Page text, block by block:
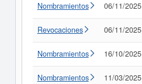
Nombramientos 06/11/2025
Revocaciones 06/11/2025
Nombramientos 16/10/2025
Nombramientos 11/03/2025